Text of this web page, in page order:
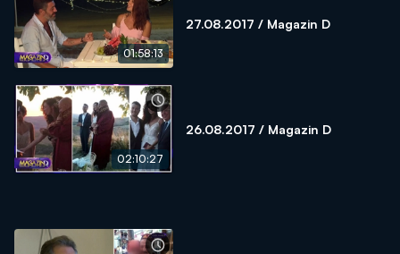
01:58:13
27.08.2017 / Magazin D
02:10:27
26.08.2017 / Magazin D